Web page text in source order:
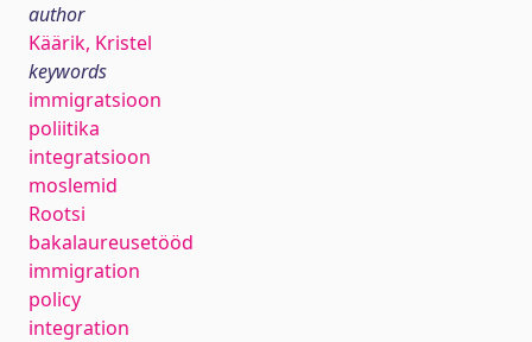
author
Käärik, Kristel
keywords
immigratsioon
poliitika
integratsioon
moslemid
Rootsi
bakalaureusetööd
immigration
policy
integration